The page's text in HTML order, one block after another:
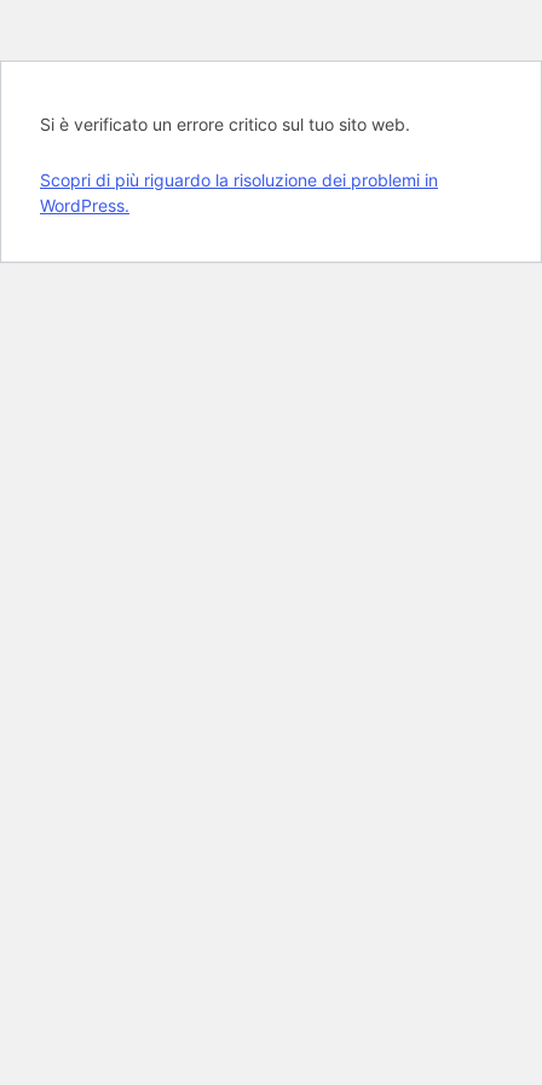
Si è verificato un errore critico sul tuo sito web.
Scopri di più riguardo la risoluzione dei problemi in
WordPress.